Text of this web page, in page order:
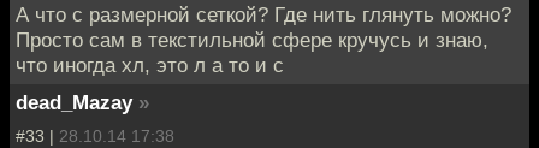
А что с размерной сеткой? Где нить глянуть можно?
Просто сам в текстильной сфере кручусь и знаю,
что иногда хл, это л а то и с
dead_Mazay »
#33 | 28.10.14 17:38